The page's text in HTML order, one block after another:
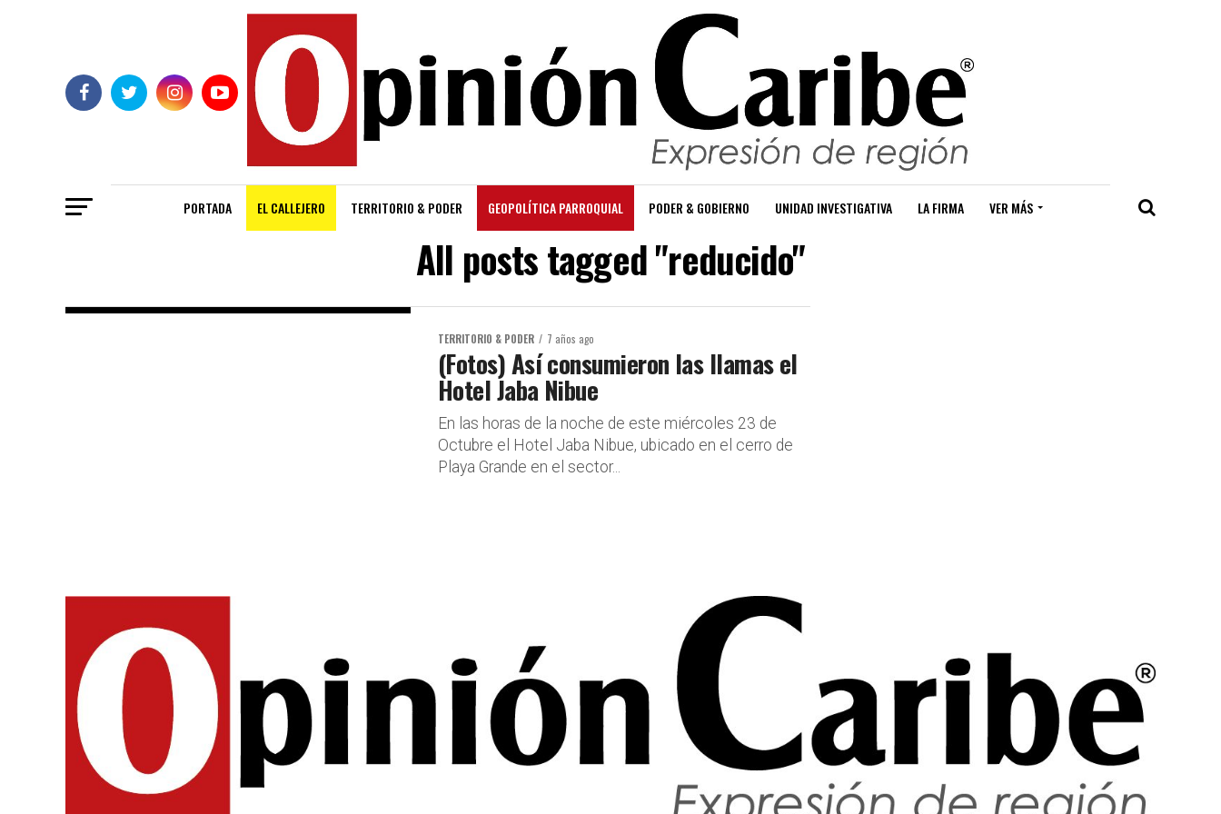
PORTADA EL CALLEJERO TERRITORIO & PODER GEOPOLÍTICA PARROQUIAL PODER & GOBIERNO UNIDAD INVESTIGATIVA LA FIRMA VER MÁS
All posts tagged "reducido"
TERRITORIO & PODER 7 años ago
(Fotos) Así consumieron las llamas el
Hotel Jaba Nibue
En las horas de la noche de este miércoles 23 de
Octubre el Hotel Jaba Nibue, ubicado en el cerro de
Playa Grande en el sector...